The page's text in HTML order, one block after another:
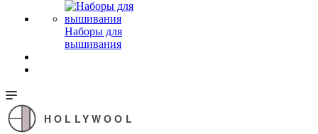
Наборы для
вышивания
HOLLYWOOL